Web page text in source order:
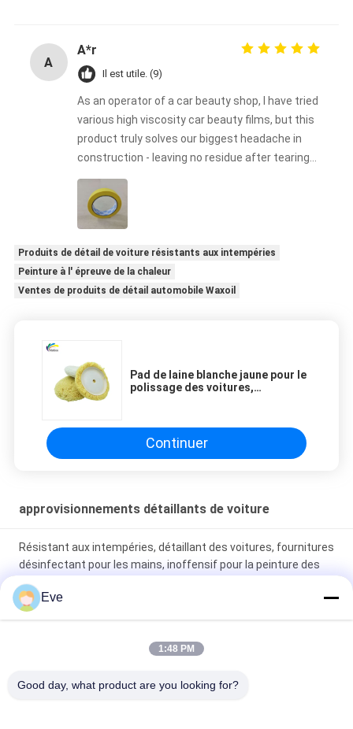
A
A*r
Il est utile. (9)
As an operator of a car beauty shop, I have tried
various high viscosity car beauty films, but this
product truly solves our biggest headache in
construction - leaving no residue after tearing
off. Our technicians found during construction
that its high viscosity ensures a perfect fit with
complex surfaces such as bumpers and body
waistlines, while the unique adhesive formula is
clean and neat when removed, without
damaging the original paint or color changing
film. This is particularly important for us to
trustworthy choice.
Produits de détail de voiture résistants aux intempéries
Peinture à l' épreuve de la chaleur
Ventes de produits de détail automobile Waxoil
Pad de laine blanche jaune pour le
polissage des voitures,
Continuer
approvisionnements détaillants de voiture
Résistant aux intempéries, détaillant des voitures, fournitures
désinfectant pour les mains, inoffensif pour la peinture des
voitures
MSDS fournitures de détails de voiture stables, couvercle de
fournitures de nettoyage de voiture polyvalentes
Eve
1:48 PM
Good day, what product are you looking for?